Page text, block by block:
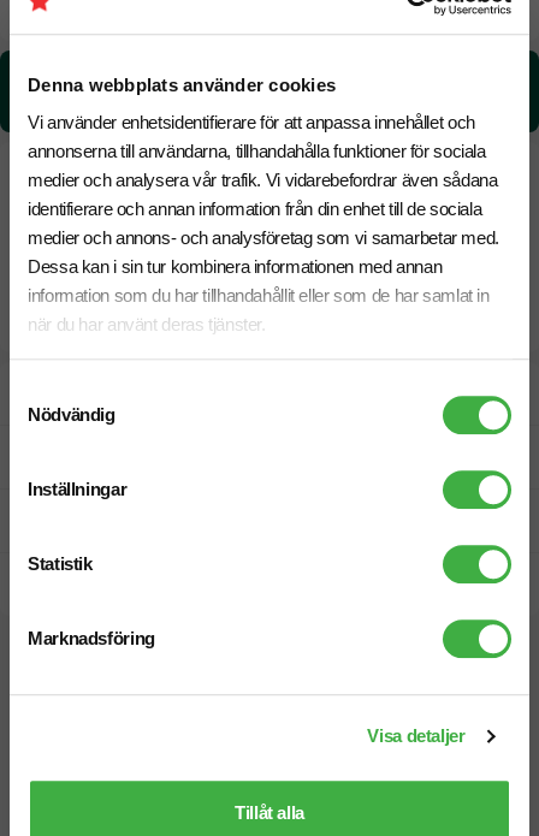
Denna webbplats använder cookies
Vi använder enhetsidentifierare för att anpassa innehållet och
annonserna till användarna, tillhandahålla funktioner för sociala
medier och analysera vår trafik. Vi vidarebefordrar även sådana
identifierare och annan information från din enhet till de sociala
medier och annons- och analysföretag som vi samarbetar med.
Dessa kan i sin tur kombinera informationen med annan
information som du har tillhandahållit eller som de har samlat in
när du har använt deras tjänster.
Nödvändig
Inställningar
Statistik
Marknadsföring
Visa detaljer
Tillåt alla
CO₂e -avtryck:
1,98033304463984 kg CO₂e / per styck